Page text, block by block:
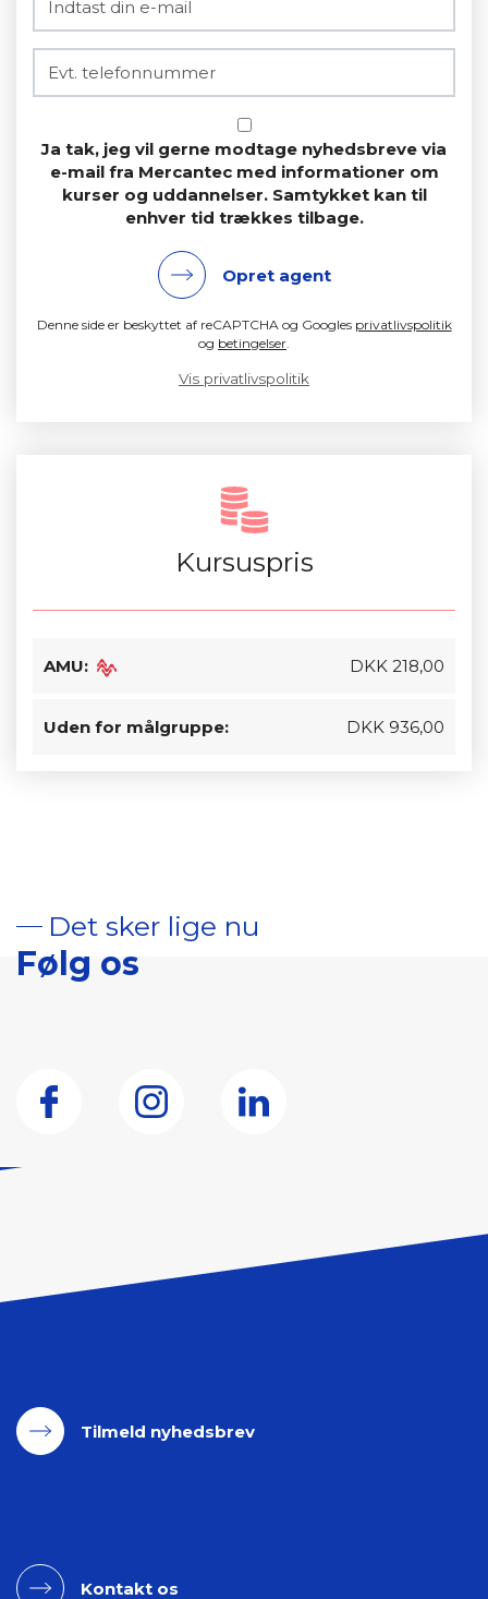
Ja tak, jeg vil gerne modtage nyhedsbreve via
e-mail fra Mercantec med informationer om
kurser og uddannelser. Samtykket kan til
enhver tid trækkes tilbage.
Opret agent
Denne side er beskyttet af reCAPTCHA og Googles privatlivspolitik
og betingelser.
Vis privatlivspolitik
Kursuspris
AMU: DKK 218,00
Uden for målgruppe: DKK 936,00
Det sker lige nu
Følg os
Tilmeld nyhedsbrev
Kontakt os